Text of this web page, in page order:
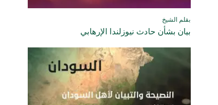
بقلم الشيخ
بيان بشأن حادث نيوزلندا الإرهابي